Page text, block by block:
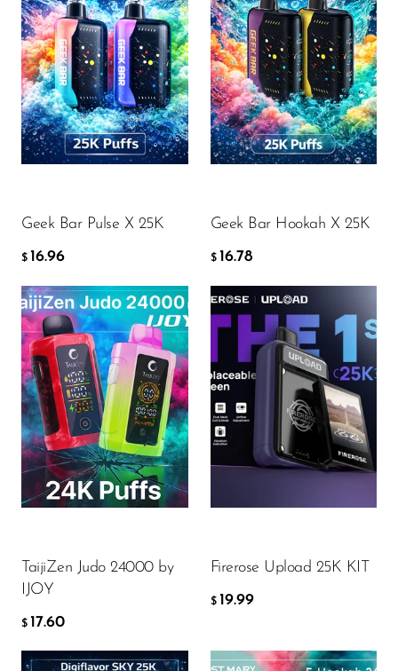
Geek Bar Pulse X 25K
$ 16.96
Flavor
$16.96
Geek Bar Hookah X 25K
$ 16.78
Flavor
$16.78
TaijiZen Judo 24000 by
IJOY
$ 17.60
Flavor
$17.60
Firerose Upload 25K KIT
$ 19.99
Flavor
19.99